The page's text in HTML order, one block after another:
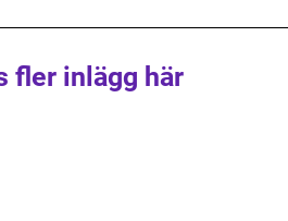
fler inlägg här